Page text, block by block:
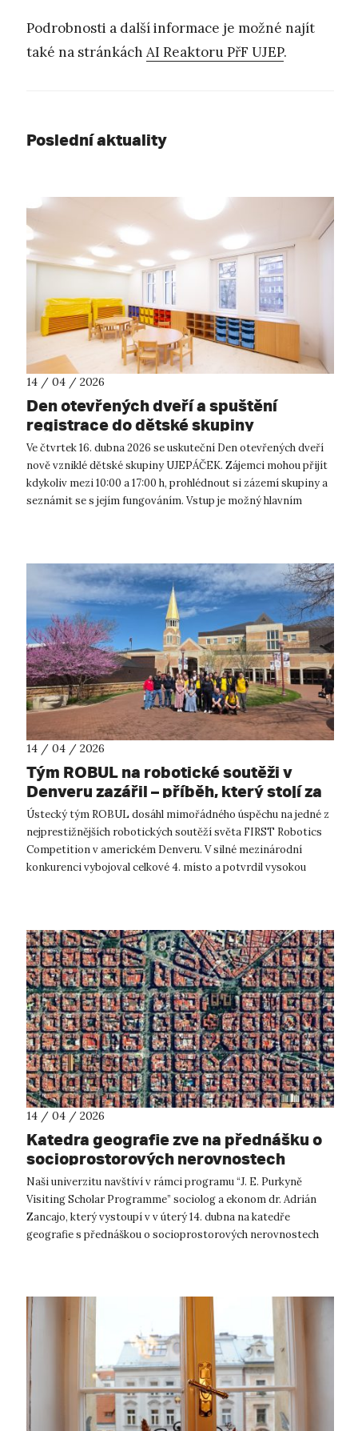
Podrobnosti a další informace je možné najít
také na stránkách AI Reaktoru PřF UJEP.
Poslední aktuality
14 / 04 / 2026
Den otevřených dveří a spuštění
registrace do dětské skupiny
UJEPÁČEK
Ve čtvrtek 16. dubna 2026 se uskuteční Den otevřených dveří
nově vzniklé dětské skupiny UJEPÁČEK. Zájemci mohou přijít
kdykoliv mezi 10:00 a 17:00 h, prohlédnout si zázemí skupiny a
seznámit se s jejím fungováním. Vstup je možný hlavním
14 / 04 / 2026
Tým ROBUL na robotické soutěži v
Denveru zazářil – příběh, který stojí za
vyprávění
Ústecký tým ROBUL dosáhl mimořádného úspěchu na jedné z
nejprestižnějších robotických soutěží světa FIRST Robotics
Competition v americkém Denveru. V silné mezinárodní
konkurenci vybojoval celkové 4. místo a potvrdil vysokou
14 / 04 / 2026
Katedra geografie zve na přednášku o
socioprostorových nerovnostech
způsobených školskou politikou
Naši univerzitu navštíví v rámci programu “J. E. Purkyně
Visiting Scholar Programme” sociolog a ekonom dr. Adrián
Zancajo, který vystoupí v v úterý 14. dubna na katedře
geografie s přednáškou o socioprostorových nerovnostech